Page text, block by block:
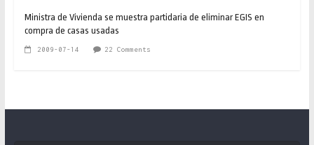
Ministra de Vivienda se muestra partidaria de eliminar EGIS en
compra de casas usadas
2009-07-14 22 Comments